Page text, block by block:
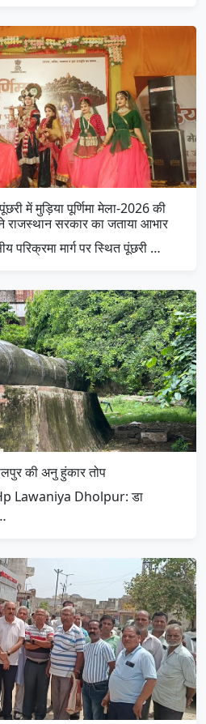
में मुड़िया पूर्णिमा मेला-2026 की
राजस्थान सरकार का जताया आभार
परिक्रमा मार्ग पर स्थित पूंछरी …
की अनु हुंकार तोप
Lawaniya Dholpur: डा